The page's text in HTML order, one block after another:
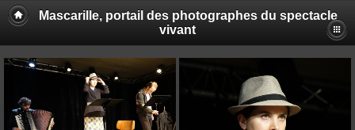
Mascarille, portail des photographes du spectacle
vivant